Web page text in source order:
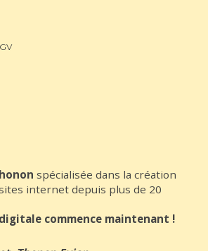
spécialisée dans la création
internet depuis plus de 20
commence maintenant !